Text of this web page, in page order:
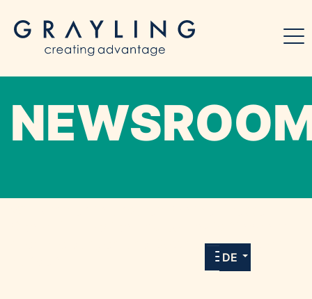
allen Meldungen und Downloads unserer
DE